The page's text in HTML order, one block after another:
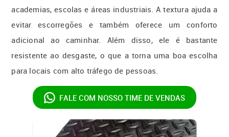
academias, escolas e áreas industriais. A textura ajuda a
evitar escorregões e também oferece um conforto
adicional ao caminhar. Além disso, ele é bastante
resistente ao desgaste, o que a torna uma boa escolha
para locais com alto tráfego de pessoas.
FALE COM NOSSO TIME DE VENDAS